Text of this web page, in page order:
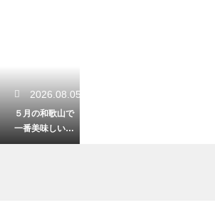
2026.08.05
５月の和歌山で
一番美味しい旬
の味覚！初夏を